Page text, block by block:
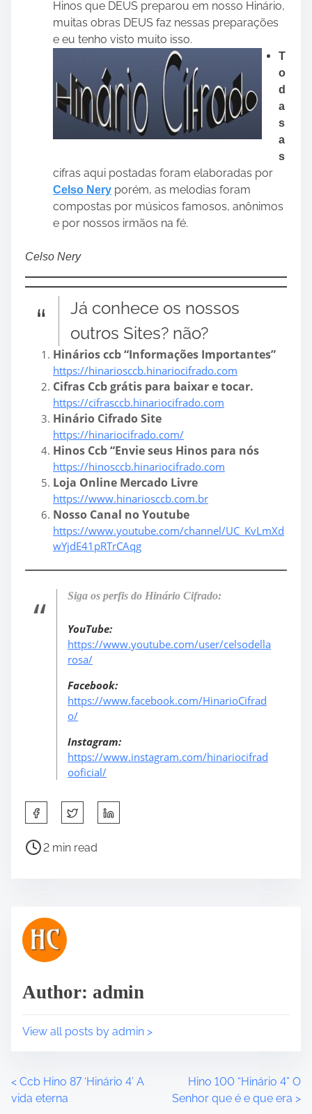
Hinos que DEUS preparou em nosso Hinário,
muitas obras DEUS faz nessas preparações
e eu tenho visto muito isso.
T
o
d
a
s
a
s
cifras aqui postadas foram elaboradas por
Celso Nery porém, as melodias foram
compostas por músicos famosos, anônimos
e por nossos irmãos na fé.
Celso Nery
Já conhece os nossos
outros Sites? não?
Hinários ccb “Informações Importantes”
https://hinariosccb.hinariocifrado.com
Cifras Ccb grátis para baixar e tocar.
https://cifrasccb.hinariocifrado.com
Hinário Cifrado Site
https://hinariocifrado.com/
Hinos Ccb “Envie seus Hinos para nós
https://hinosccb.hinariocifrado.com
Loja Online Mercado Livre
https://www.hinariosccb.com.br
Nosso Canal no Youtube
https://www.youtube.com/channel/UC_KvLmXd
wYjdE41pRTrCAqg
Siga os perfis do Hinário Cifrado:
YouTube:
https://www.youtube.com/user/celsodella
rosa/
Facebook:
https://www.facebook.com/HinarioCifrad
o/
Instagram:
https://www.instagram.com/hinariocifrad
ooficial/
h
a
i
p
s
o
P
o
e
d
i
e
2 min read
Author: admin
View all posts by admin >
P
< Ccb Hino 87 ‘Hinário 4’ A
vida eterna
Hino 100 “Hinário 4” O
Senhor que é e que era >